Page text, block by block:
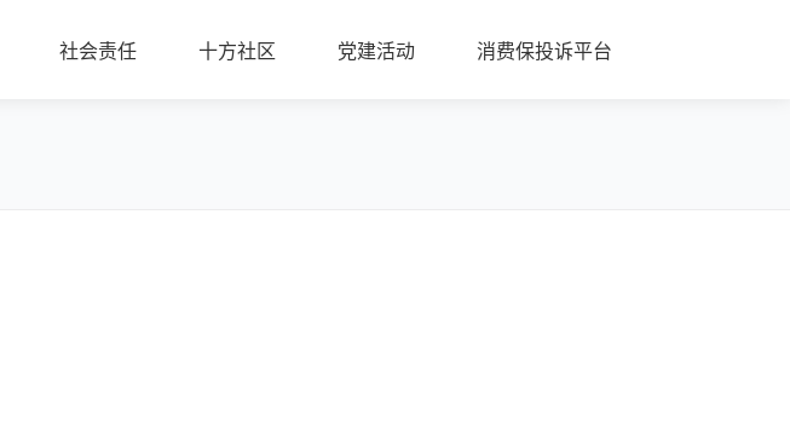
社会责任 十方社区 党建活动 消费保投诉平台